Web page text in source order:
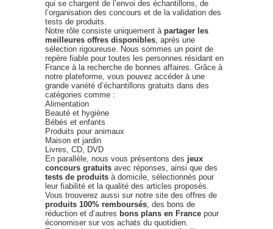
qui se chargent de l’envoi des échantillons, de
l’organisation des concours et de la validation des
tests de produits.
Notre rôle consiste uniquement à partager les
meilleures offres disponibles , après une
sélection rigoureuse. Nous sommes un point de
repère fiable pour toutes les personnes résidant en
France à la recherche de bonnes affaires. Grâce à
notre plateforme, vous pouvez accéder à une
grande variété d’échantillons gratuits dans des
catégories comme :
Alimentation
Beauté et hygiène
Bébés et enfants
Produits pour animaux
Maison et jardin
Livres, CD, DVD
En parallèle, nous vous présentons des jeux
concours gratuits avec réponses, ainsi que des
tests de produits à domicile, sélectionnés pour
leur fiabilité et la qualité des articles proposés.
Vous trouverez aussi sur notre site des offres de
produits 100% remboursés , des bons de
réduction et d’autres bons plans en France pour
économiser sur vos achats du quotidien.